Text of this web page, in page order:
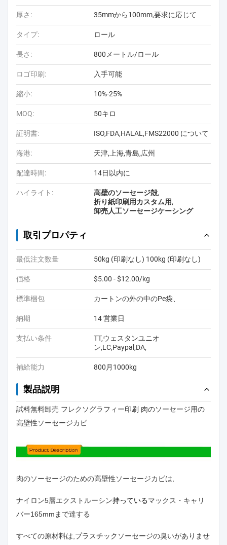
厚さ: 35mmから100mm,要求に応じて
タイプ: ロール
長さ: 800メートル/ロール
ロゴ印刷: 入手可能
縮小: 10%-25%
MOQ: 50キロ
証明書: ISO,FDA,HALAL,FMS22000 について
海港: 天津,上海,青島,広州
配達時間: 14日以内に
ハイライト: 高壁のソーセージ殻,
折り紙印刷用カスタム用,
卸売人工ソーセージケーシング
取引プロパティ
最低注文数量 50kg (印刷なし) 100kg (印刷なし)
価格 $5.00 - $12.00/kg
標準梱包 カートンの外の中のPe袋、
納期 14 営業日
支払い条件
TT,ウェスタンユニオ
ン,LC,Paypal,DA,
補給能力 800月1000kg
製品説明
試料無料卸売 フレクソグラフィー印刷 肉のソーセージ用の
高壁性ソーセージカビ
肉のソーセージのための高壁性ソーセージカビは,
ナイロン5層エクストルーシン持っているマックス・キャリ
バー165mmまで達する
すべての原材料は,プラスチックソーセージの臭いがありませ